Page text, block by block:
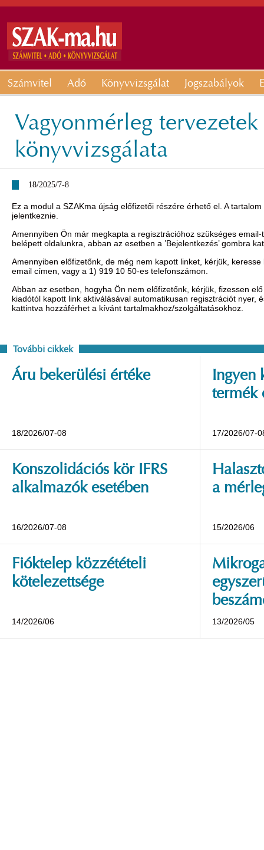
Számvitel Adó Könyvvizsgálat Jogszabályok
Vagyonmérleg
könyvvizsgálata
18/2025/7-8
Ez a modul a SZAKma újság előfizetői részére érhető el. A
jelentkeznie.
Amennyiben Ön már megkapta a regisztrációhoz szükséges
belépett oldalunkra, abban az esetben a ’Bejelentkezés’ gombra
Amennyiben előfizetőnk, de még nem kapott linket, kérjük,
email címen, vagy a 1) 919 10 50-es telefonszámon.
Abban az esetben, hogyha Ön nem előfizetőnk, kérjük, fizessen
kiadótól kapott link aktiválásával automatikusan regisztrációt nyer,
kattintva hozzáférhet a kívánt tartalmakhoz/szolgáltatásokhoz.
További cikkek
Áru bekerülési értéke
18/2026/07-08
Ingyen
termék
17/2026/07-
Konszolidációs kör IFRS
alkalmazók esetében
16/2026/07-08
a
15/2026/06
Fióktelep közzétételi
kötelezettsége
14/2026/06 13/2026/05